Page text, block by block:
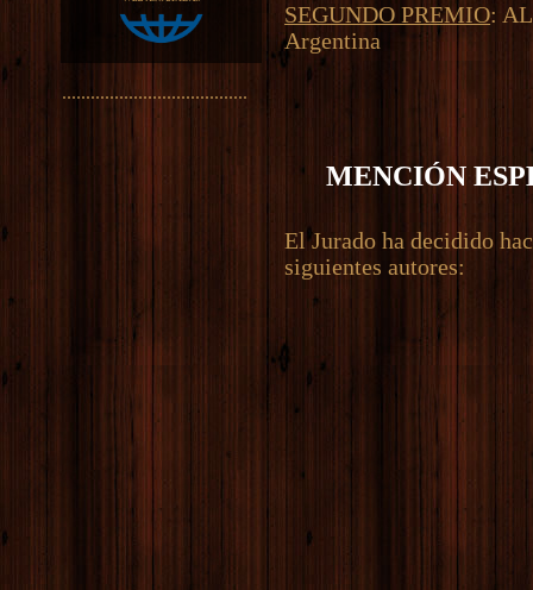
.......................................
SEGUNDO PREMIO:
Argentina
MENCIÓN
El Jurado ha decidido
siguientes autores: